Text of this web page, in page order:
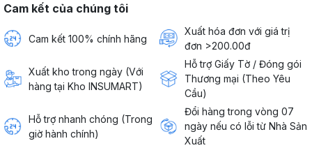
Cam kết của chúng tôi
Cam kết 100% chính hãng
Xuất hóa đơn với giá trị
đơn >200.00đ
Xuất kho trong ngày (Với
hàng tại Kho INSUMART)
Hỗ trợ Giấy Tờ / Đóng gói
Thương mại (Theo Yêu
Cầu)
Hỗ trợ nhanh chóng (Trong
giờ hành chính)
Đổi hàng trong vòng 07
ngày nếu có lỗi từ Nhà Sản
Xuất